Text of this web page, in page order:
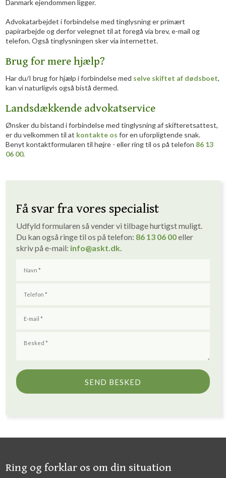
Danmark ejendommen ligger.
Advokatarbejdet i forbindelse med tinglysning er primært
papirarbejde og derfor velegnet til at foregå via brev, e-mail og
telefon. Også tinglysningen sker via internettet.
Brug for mere hjælp?
Har du/I brug for hjælp i forbindelse med selve skiftet af dødsboet,
kan vi naturligvis også bistå dermed.
Landsdækkende advokatservice
Ønsker du bistand i forbindelse med tinglysning af skifteretsattest,
er du velkommen til at kontakte os for en uforpligtende snak.
Benyt kontaktformularen til højre - eller ring til os på telefon 86 13
06 00.
Få svar fra vores specialist
Udfyld formularen så vender vi tilbage hurtigst muligt. ​
Du kan også ringe til os på telefon: 86 13 06 00eller
skriv på e-mail: info@askt.dk​.
​​Ring og forklar os om din situation